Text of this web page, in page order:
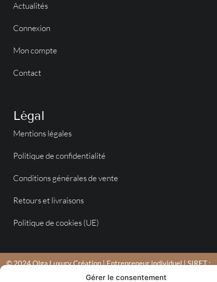
Gérer le consentement
Actualités
Connexion
Mon compte
Contact
Légal
Mentions légales
Politique de confidentialité
Conditions générales de vente
Retours et livraisons
Politique de cookies (UE)
© 2024 Olga Luxury Création | Entrepreneur individuel | SIRET :
753 790 039 00022 | Agence en Moselle de création de sites